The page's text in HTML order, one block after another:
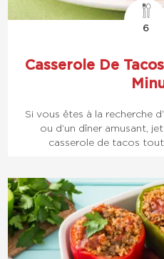
6
Casserole De
Si vous êtes à la recherche
ou d’un dîner amusant,
casserole de tacos